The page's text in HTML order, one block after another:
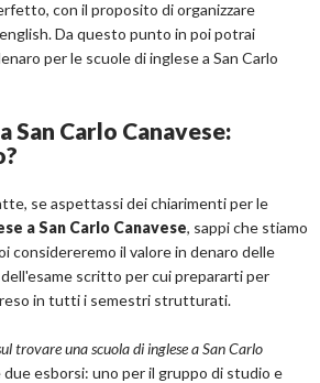
con il proposito di organizzare
Da questo punto in poi potrai
per le scuole di inglese a San Carlo
San Carlo Canavese:
se aspettassi dei chiarimenti per le
a San Carlo Canavese, sappi che stiamo
considereremo il valore in denaro delle
scritto per cui prepararti per
in tutti i semestri strutturati.
trovare una scuola di inglese a San Carlo
due esborsi: uno per il gruppo di studio e